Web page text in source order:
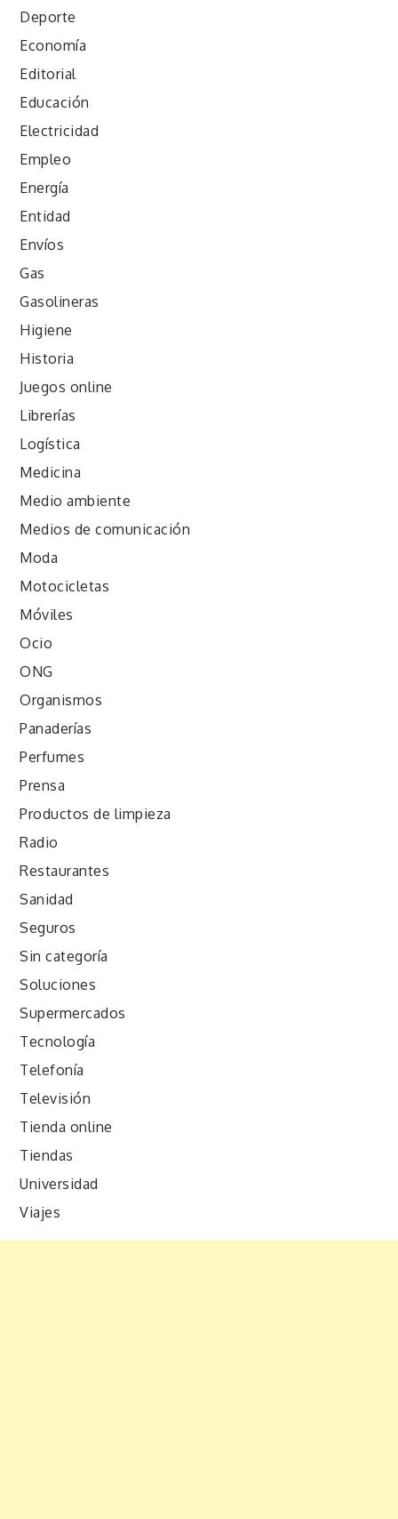
Deporte
Economía
Editorial
Educación
Electricidad
Empleo
Energía
Entidad
Envíos
Gas
Gasolineras
Higiene
Historia
Juegos online
Librerías
Logística
Medicina
Medio ambiente
Medios de comunicación
Moda
Motocicletas
Móviles
Ocio
ONG
Organismos
Panaderías
Perfumes
Prensa
Productos de limpieza
Radio
Restaurantes
Sanidad
Seguros
Sin categoría
Soluciones
Supermercados
Tecnología
Telefonía
Televisión
Tienda online
Tiendas
Universidad
Viajes